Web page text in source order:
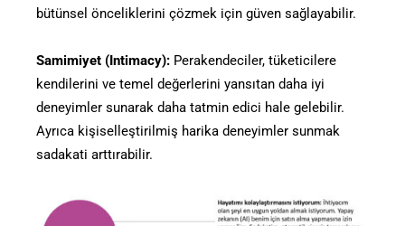
bütünsel önceliklerini çözmek için güven sağlayabilir.
Samimiyet (Intimacy): Perakendeciler, tüketicilere
kendilerini ve temel değerlerini yansıtan daha iyi
deneyimler sunarak daha tatmin edici hale gelebilir.
Ayrıca kişiselleştirilmiş harika deneyimler sunmak
sadakati arttırabilir.